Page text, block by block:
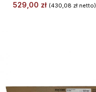
529,00 zł (430,08 zł netto)